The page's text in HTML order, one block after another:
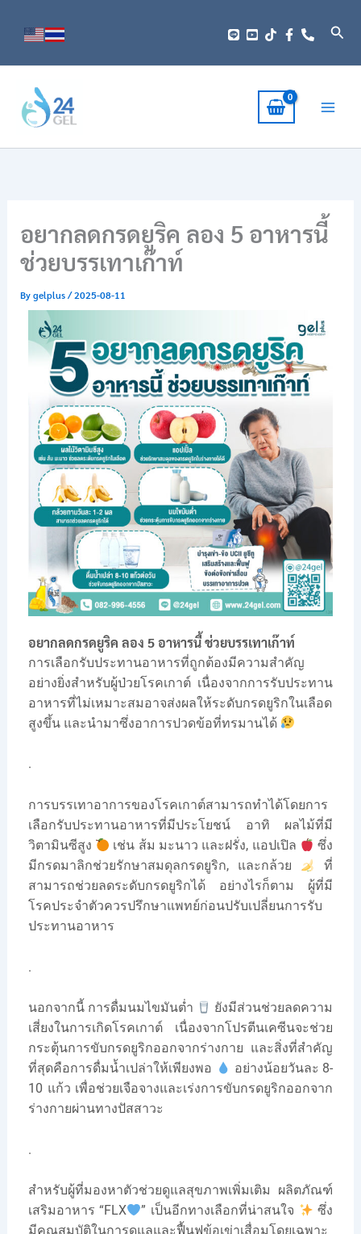
อยากลดกรดยูริค ลอง 5 อาหารนี้
ช่วยบรรเทาเก๊าท์
Bygelplus/2025-08-11
อยากลดกรดยูริค ลอง 5 อาหารนี้ ช่วยบรรเทาเก๊าท์
การเลือกรับประทานอาหารที่ถูกต้องมีความสำคัญ
อย่างยิ่งสำหรับผู้ป่วยโรคเกาต์ เนื่องจากการรับประทาน
อาหารที่ไม่เหมาะสมอาจส่งผลให้ระดับกรดยูริกในเลือด
สูงขึ้น และนำมาซึ่งอาการปวดข้อที่ทรมานได้
.
การบรรเทาอาการของโรคเกาต์สามารถทำได้โดยการ
เลือกรับประทานอาหารที่มีประโยชน์ อาทิ ผลไม้ที่มี
วิตามินซีสูง
เช่น ส้ม มะนาว และฝรั่ง, แอปเปิล
ซึ่ง
มีกรดมาลิกช่วยรักษาสมดุลกรดยูริก, และกล้วย
ที่
สามารถช่วยลดระดับกรดยูริกได้ อย่างไรก็ตาม ผู้ที่มี
โรคประจำตัวควรปรึกษาแพทย์ก่อนปรับเปลี่ยนการรับ
ประทานอาหาร
.
นอกจากนี้ การดื่มนมไขมันต่ำ
ยังมีส่วนช่วยลดความ
เสี่ยงในการเกิดโรคเกาต์ เนื่องจากโปรตีนเคซีนจะช่วย
กระตุ้นการขับกรดยูริกออกจากร่างกาย และสิ่งที่สำคัญ
ที่สุดคือการดื่มน้ำเปล่าให้เพียงพอ
อย่างน้อยวันละ 8-
10 แก้ว เพื่อช่วยเจือจางและเร่งการขับกรดยูริกออกจาก
ร่างกายผ่านทางปัสสาวะ
.
สำหรับผู้ที่มองหาตัวช่วยดูแลสุขภาพเพิ่มเติม ผลิตภัณฑ์
เสริมอาหาร “FLX
” เป็นอีกทางเลือกที่น่าสนใจ
ซึ่ง
มีคุณสมบัติในการดูแลและฟื้นฟูข้อเข่าเสื่อมโดยเฉพาะ